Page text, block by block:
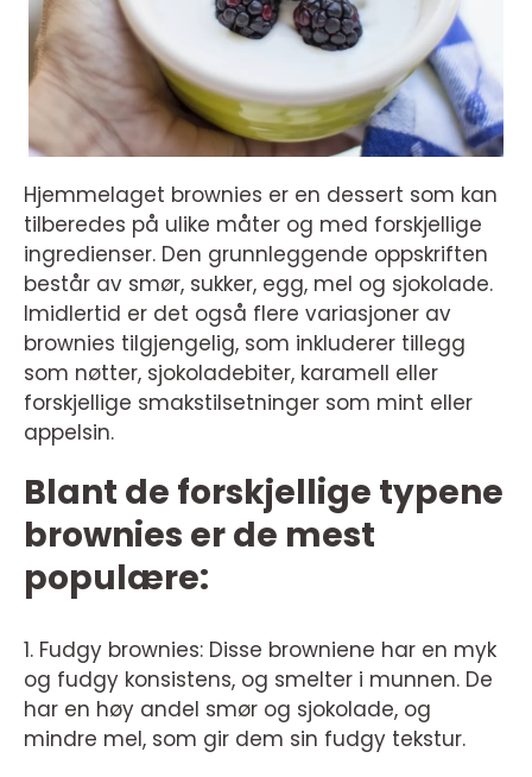
Hjemmelaget brownies er en dessert som kan
tilberedes på ulike måter og med forskjellige
ingredienser. Den grunnleggende oppskriften
består av smør, sukker, egg, mel og sjokolade.
Imidlertid er det også flere variasjoner av
brownies tilgjengelig, som inkluderer tillegg
som nøtter, sjokoladebiter, karamell eller
forskjellige smakstilsetninger som mint eller
appelsin.
Blant de forskjellige typene
brownies er de mest
populære:
1. Fudgy brownies: Disse browniene har en myk
og fudgy konsistens, og smelter i munnen. De
har en høy andel smør og sjokolade, og
mindre mel, som gir dem sin fudgy tekstur.